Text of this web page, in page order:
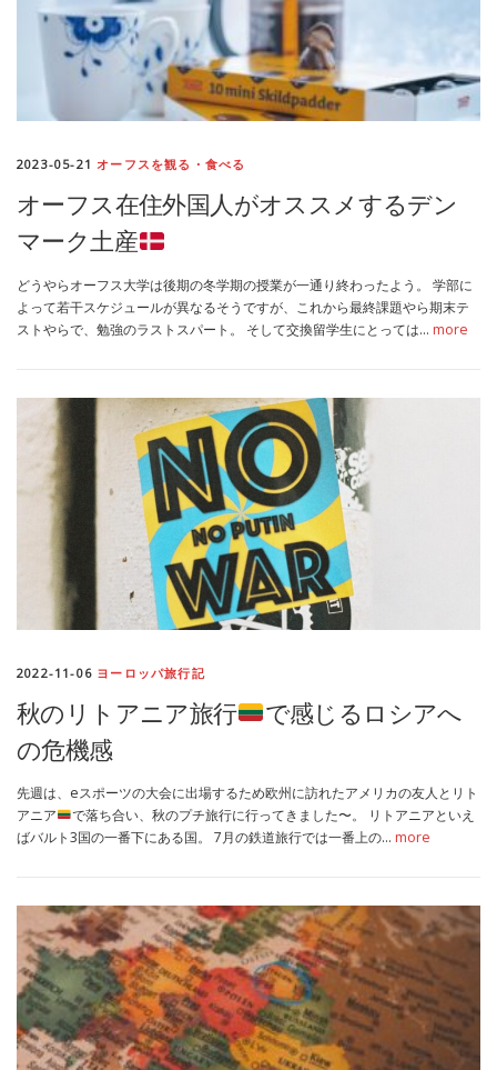
2023-05-21オーフスを観る・食べる
オーフス在住外国人がオススメするデン
マーク土産
どうやらオーフス大学は後期の冬学期の授業が一通り終わったよう。 学部に
よって若干スケジュールが異なるそうですが、これから最終課題やら期末テ
ストやらで、勉強のラストスパート。 そして交換留学生にとっては… more
2022-11-06 ヨーロッパ旅行記
秋のリトアニア旅行
で感じるロシアへ
の危機感
先週は、eスポーツの大会に出場するため欧州に訪れたアメリカの友人とリト
アニア
で落ち合い、秋のプチ旅行に行ってきました〜。 リトアニアといえ
ばバルト3国の一番下にある国。 7月の鉄道旅行では一番上の… more